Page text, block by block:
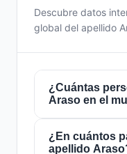
Descubre datos
global del apellido
¿Cuántas
Araso en el
Actualmente
¿En cuántos
apellido